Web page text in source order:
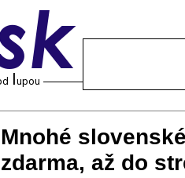
Mnohé
zdarma, až do